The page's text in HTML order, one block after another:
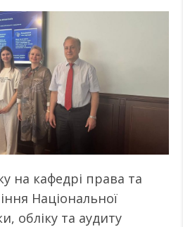
на кафедрі права та
Національної
обліку та аудиту